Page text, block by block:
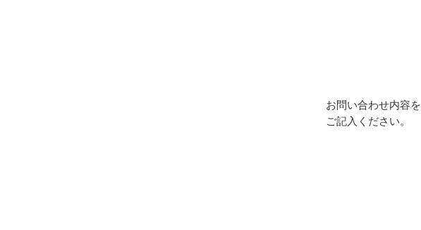
お問い合わせ内容を
ご記入ください。